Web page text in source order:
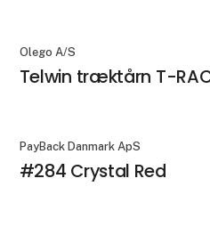
Olego A/S
Telwin træktårn T-
PayBack Danmark ApS
#284 Crystal Red